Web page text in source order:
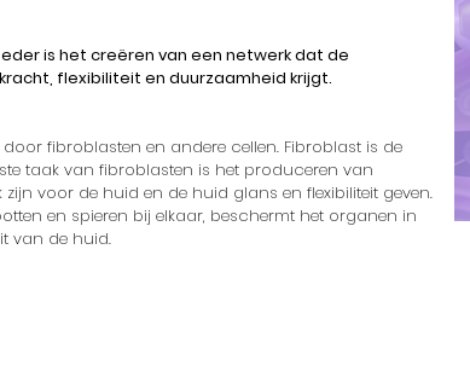
is het creëren van een netwerk dat de
flexibiliteit en duurzaamheid krijgt.
fibroblasten en andere cellen. Fibroblast is de
taak van fibroblasten is het produceren van
voor de huid en de huid glans en flexibiliteit geven.
en spieren bij elkaar, beschermt het organen in
van de huid.